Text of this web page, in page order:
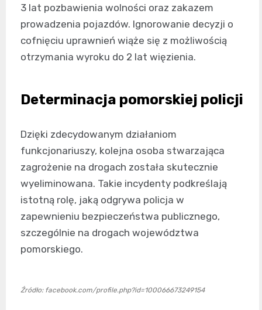
3 lat pozbawienia wolności oraz zakazem
prowadzenia pojazdów. Ignorowanie decyzji o
cofnięciu uprawnień wiąże się z możliwością
otrzymania wyroku do 2 lat więzienia.
Determinacja pomorskiej policji
Dzięki zdecydowanym działaniom
funkcjonariuszy, kolejna osoba stwarzająca
zagrożenie na drogach została skutecznie
wyeliminowana. Takie incydenty podkreślają
istotną rolę, jaką odgrywa policja w
zapewnieniu bezpieczeństwa publicznego,
szczególnie na drogach województwa
pomorskiego.
Źródło: facebook.com/profile.php?id=100066673249154